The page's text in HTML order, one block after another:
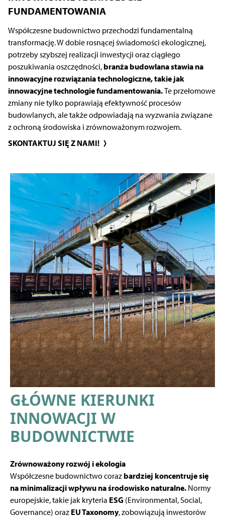
FUNDAMENTOWANIA
Współczesne budownictwo przechodzi fundamentalną
transformację. W dobie rosnącej świadomości ekologicznej,
potrzeby szybszej realizacji inwestycji oraz ciągłego
poszukiwania oszczędności, branża budowlana stawia na
innowacyjne rozwiązania technologiczne, takie jak
innowacyjne technologie fundamentowania.Te przełomowe
zmiany nie tylko poprawiają efektywność procesów
budowlanych, ale także odpowiadają na wyzwania związane
z ochroną środowiska i zrównoważonym rozwojem.
SKONTAKTUJ SIĘ Z NAMI!
GŁÓWNE KIERUNKI
INNOWACJI W
BUDOWNICTWIE
Zrównoważony rozwój i ekologia
Współczesne budownictwo coraz bardziej koncentruje się
na minimalizacji wpływu na środowisko naturalne. Normy
europejskie, takie jak kryteria ESG (Environmental, Social,
Governance) oraz EU Taxonomy, zobowiązują inwestorów